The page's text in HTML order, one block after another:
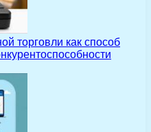
торговли как способ